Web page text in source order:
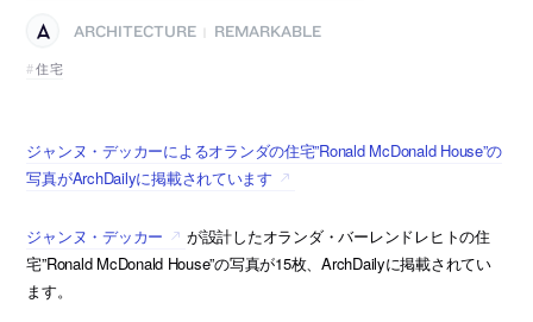
ARCHITECTURE
REMARKABLE
住宅
ジャンヌ・デッカーによるオランダの住宅”Ronald McDonald House”の
写真がArchDailyに掲載されています
ジャンヌ・デッカー
が設計したオランダ・バーレンドレヒトの住
宅”Ronald McDonald House”の写真が15枚、ArchDailyに掲載されてい
ます。